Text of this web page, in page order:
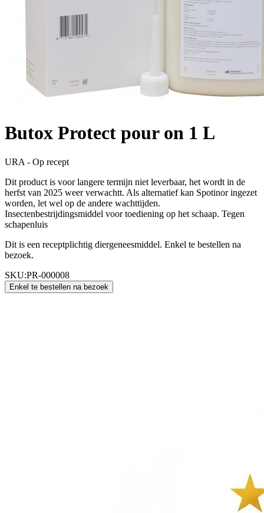
Butox Protect pour on 1 L
URA - Op recept
Dit product is voor langere termijn niet leverbaar, het wordt in de
herfst van 2025 weer verwachtt. Als alternatief kan Spotinor ingezet
worden, let wel op de andere wachttijden.
Insectenbestrijdingsmiddel voor toediening op het schaap. Tegen
schapenluis
Dit is een receptplichtig diergeneesmiddel. Enkel te bestellen na
bezoek.
SKU:PR-000008
Enkel te bestellen na bezoek